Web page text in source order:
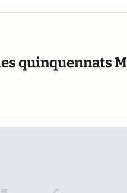
quinquennats